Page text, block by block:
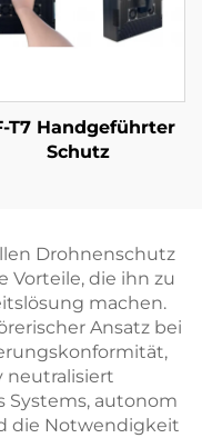
T7 Handgeführter
Schutz
Drohnenschutz
Vorteile, die ihn zu
machen.
Ansatz bei
neutralisiert
Systems, autonom
die Notwendigkeit